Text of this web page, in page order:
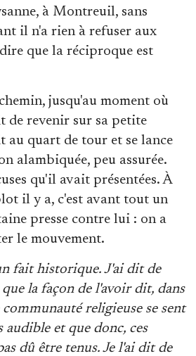
à Montreuil, sans
il n'a rien à refuser aux
que la réciproque est
jusqu'au moment où
de revenir sur sa petite
au quart de tour et se lance
alambiquée, peu assurée.
qu'il avait présentées. À
il y a, c'est avant tout un
presse contre lui : on a
le mouvement.
fait historique. J'ai dit de
la façon de l'avoir dit, dans
religieuse se sent
audible et que donc, ces
dû être tenus. Je l'ai dit de